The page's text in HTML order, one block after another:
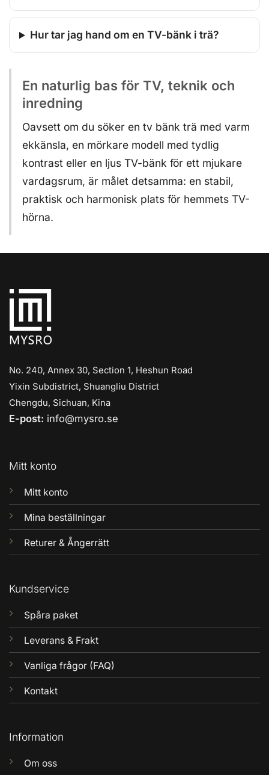
Hur tar jag hand om en TV-bänk i trä?
En naturlig bas för TV, teknik och
inredning
Oavsett om du söker en tv bänk trä med varm
ekkänsla, en mörkare modell med tydlig
kontrast eller en ljus TV-bänk för ett mjukare
vardagsrum, är målet detsamma: en stabil,
praktisk och harmonisk plats för hemmets TV-
hörna.
No. 240, Annex 30, Section 1, Heshun Road
Yixin Subdistrict, Shuangliu District
Chengdu, Sichuan, Kina
E-post: info@mysro.se
Mitt konto
Mitt konto
Mina beställningar
Returer & Ångerrätt
Kundservice
Spåra paket
Leverans & Frakt
Vanliga frågor (FAQ)
Kontakt
Information
Om oss